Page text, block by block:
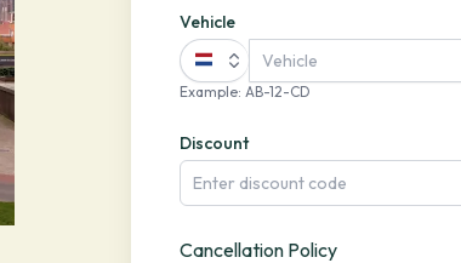
Vehicle
Example:AB-12-CD
Discount
Cancellation Policy